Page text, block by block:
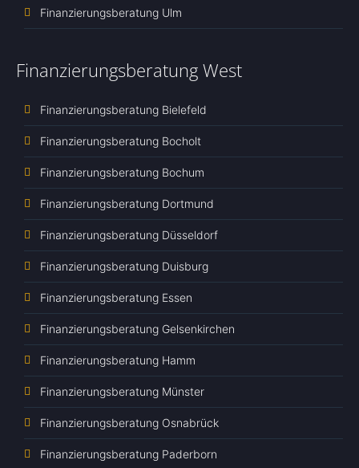
Finanzierungsberatung Ulm
Finanzierungsberatung West
Finanzierungsberatung Bielefeld
Finanzierungsberatung Bocholt
Finanzierungsberatung Bochum
Finanzierungsberatung Dortmund
Finanzierungsberatung Düsseldorf
Finanzierungsberatung Duisburg
Finanzierungsberatung Essen
Finanzierungsberatung Gelsenkirchen
Finanzierungsberatung Hamm
Finanzierungsberatung Münster
Finanzierungsberatung Osnabrück
Finanzierungsberatung Paderborn